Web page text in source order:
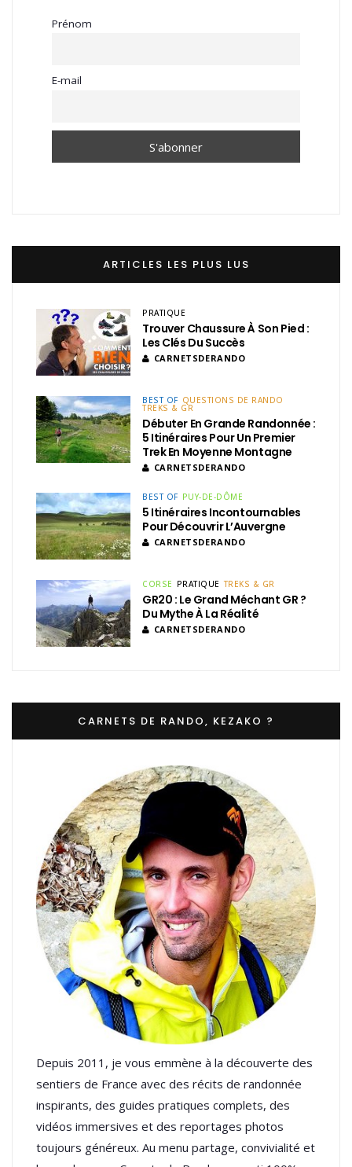
Prénom
E-mail
ARTICLES LES PLUS LUS
PRATIQUE
Trouver Chaussure À Son Pied :
Les Clés Du Succès
CARNETSDERANDO
BEST OF QUESTIONS DE RANDO
TREKS & GR
Débuter En Grande Randonnée :
5 Itinéraires Pour Un Premier
Trek En Moyenne Montagne
CARNETSDERANDO
BEST OF PUY-DE-DÔME
5 Itinéraires Incontournables
Pour Découvrir L’Auvergne
CARNETSDERANDO
CORSE PRATIQUE TREKS & GR
GR20 : Le Grand Méchant GR ?
Du Mythe À La Réalité
CARNETSDERANDO
CARNETS DE RANDO, KEZAKO ?
Depuis 2011, je vous emmène à la découverte des
sentiers de France avec des récits de randonnée
inspirants, des guides pratiques complets, des
vidéos immersives et des reportages photos
toujours généreux. Au menu partage, convivialité et